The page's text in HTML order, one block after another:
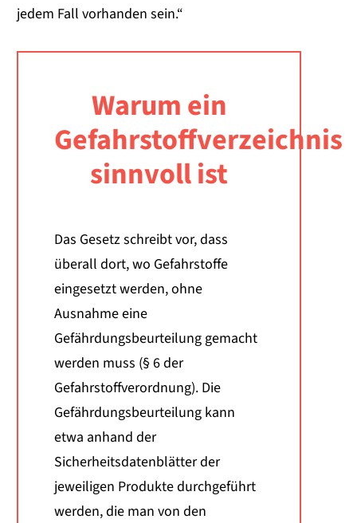
jedem Fall vorhanden sein.“
Warum ein
Gefahrstoffverzeichnis
sinnvoll ist
Das Gesetz schreibt vor, dass
überall dort, wo Gefahrstoffe
eingesetzt werden, ohne
Ausnahme eine
Gefährdungsbeurteilung gemacht
werden muss (§ 6 der
Gefahrstoffverordnung). Die
Gefährdungsbeurteilung kann
etwa anhand der
Sicherheitsdatenblätter der
jeweiligen Produkte durchgeführt
werden, die man von den